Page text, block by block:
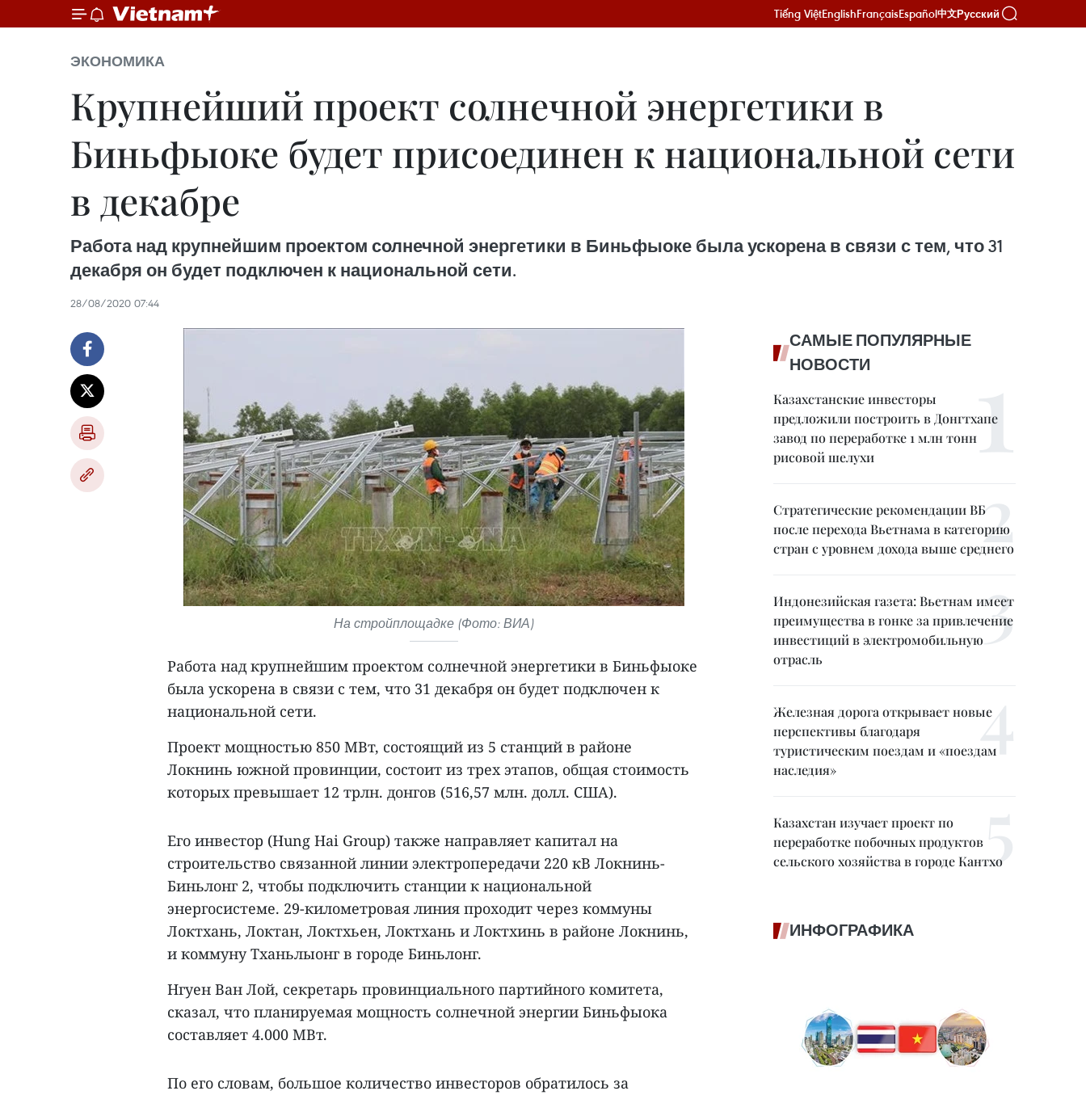
Tiếng ViệtEnglishFrançaisEspañol中文Русский
ЭКОНОМИКА
Крупнейший проект солнечной энергетики в
Биньфыоке будет присоединен к национальной сети
в декабре
Работа над крупнейшим проектом солнечной энергетики в Биньфыоке была ускорена в связи с тем, что 31
декабря он будет подключен к национальной сети.
28/08/2020 07:44
На стройплощадке (Фото: ВИА)
Работа над крупнейшим проектом солнечной энергетики в Биньфыоке
была ускорена в связи с тем, что 31 декабря он будет подключен к
национальной сети.
Проект мощностью 850 МВт, состоящий из 5 станций в районе
Локнинь южной провинции, состоит из трех этапов, общая стоимость
которых превышает 12 трлн. донгов (516,57 млн. долл. США).
Его инвестор (Hung Hai Group) также направляет капитал на
строительство связанной линии электропередачи 220 кВ Локнинь-
Биньлонг 2, чтобы подключить станции к национальной
энергосистеме. 29-километровая линия проходит через коммуны
Локтхань, Локтан, Локтхьен, Локтхань и Локтхинь в районе Локнинь,
и коммуну Тханьлыонг в городе Биньлонг.
Нгуен Ван Лой, секретарь провинциального партийного комитета,
сказал, что планируемая мощность солнечной энергии Биньфыока
составляет 4.000 МВт.
По его словам, большое количество инвесторов обратилось за
САМЫЕ ПОПУЛЯРНЫЕ
НОВОСТИ
Казахстанские инвесторы
предложили построить в Донгтхапе
завод по переработке 1 млн тонн
рисовой шелухи
Стратегические рекомендации ВБ
после перехода Вьетнама в категорию
стран с уровнем дохода выше среднего
Индонезийская газета: Вьетнам имеет
преимущества в гонке за привлечение
инвестиций в электромобильную
отрасль
Железная дорога открывает новые
перспективы благодаря
туристическим поездам и «поездам
наследия»
Казахстан изучает проект по
переработке побочных продуктов
сельского хозяйства в городе Кантхо
ИНФОГРАФИКА